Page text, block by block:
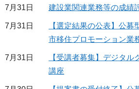
7月31日 建設業関連業務等の成績
7月31日
【選定結果の公表】公募
市移住プロモーション業
7月31日
【受講者募集】デジタ
講座